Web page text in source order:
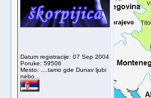
Datum registracije: 07 Sep 2004
Poruke: 59506
Mesto: ....tamo gde Dunav ljubi
nebo...